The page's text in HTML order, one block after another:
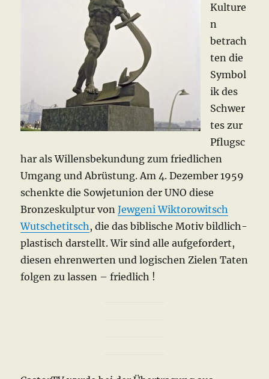
Kulture
n
betrach
ten die
Symbol
ik des
Schwer
tes zur
Pflugsc
har als Willensbekundung zum friedlichen
Umgang und Abrüstung. Am 4. Dezember 1959
schenkte die Sowjetunion der UNO diese
Bronzeskulptur vonJewgeni Wiktorowitsch
Wutschetitsch , die das biblische Motiv bildlich-
plastisch darstellt. Wir sind alle aufgefordert,
diesen ehrenwerten und logischen Zielen Taten
folgen zu lassen – friedlich !